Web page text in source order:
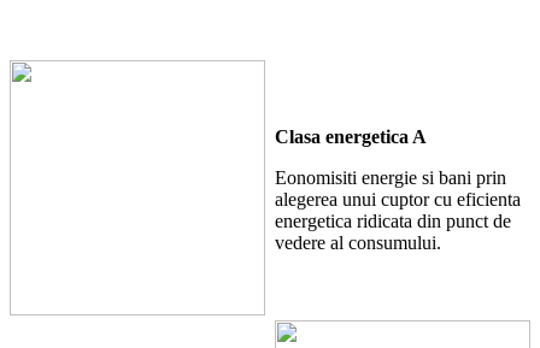
Clasa energetica A
Eonomisiti energie si bani prin
alegerea unui cuptor cu eficienta
energetica ridicata din punct de
vedere al consumului.